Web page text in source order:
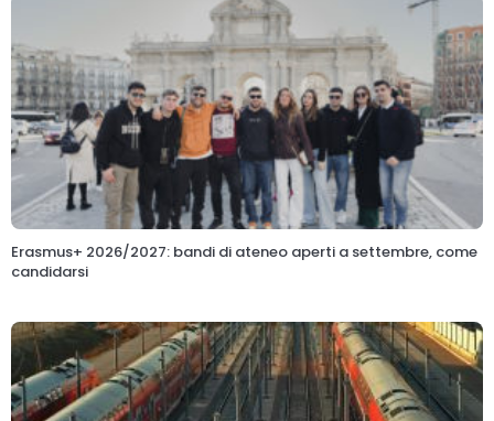
Erasmus+ 2026/2027: bandi di ateneo aperti a settembre, come
candidarsi